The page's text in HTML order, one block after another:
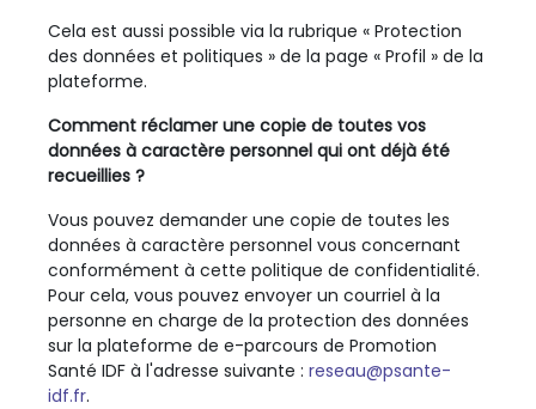
Cela est aussi possible via la rubrique « Protection
des données et politiques » de la page « Profil » de la
plateforme.
Comment réclamer une copie de toutes vos
données à caractère personnel qui ont déjà été
recueillies ?
Vous pouvez demander une copie de toutes les
données à caractère personnel vous concernant
conformément à cette politique de confidentialité.
Pour cela, vous pouvez envoyer un courriel à la
personne en charge de la protection des données
sur la plateforme de e-parcours de Promotion
Santé IDF à l'adresse suivante : reseau@psante-
idf.fr.